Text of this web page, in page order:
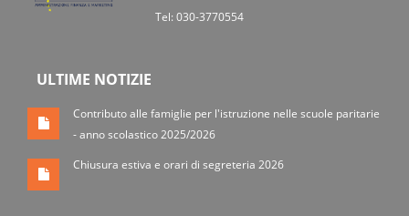
Tel: 030-3770554
ULTIME NOTIZIE
Contributo alle famiglie per l'istruzione nelle scuole paritarie
- anno scolastico 2025/2026
Chiusura estiva e orari di segreteria 2026